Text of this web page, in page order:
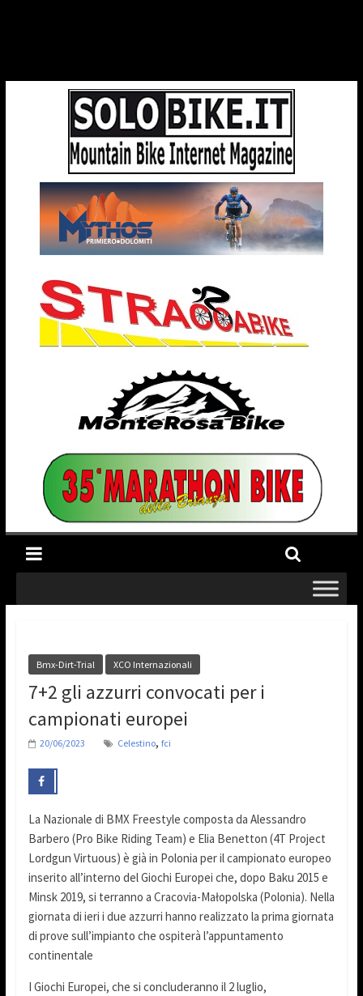
Bmx-Dirt-Trial XCO Internazionali
7+2 gli azzurri convocati per i
campionati europei
20/06/2023 Celestino, fci
La Nazionale di BMX Freestyle composta da Alessandro
Barbero (Pro Bike Riding Team) e Elia Benetton (4T Project
Lordgun Virtuous) è già in Polonia per il campionato europeo
inserito all’interno del Giochi Europei che, dopo Baku 2015 e
Minsk 2019, si terranno a Cracovia-Małopolska (Polonia). Nella
giornata di ieri i due azzurri hanno realizzato la prima giornata
di prove sull’impianto che ospiterà l’appuntamento
continentale
I Giochi Europei, che si concluderanno il 2 luglio,